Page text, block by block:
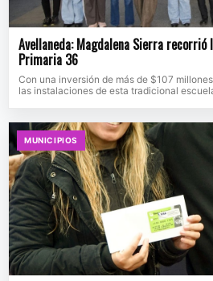
Avellaneda: Magdalena Sierra
Primaria 36
Con una inversión de más de $107
las instalaciones de esta tradicional
MUNICIPIOS